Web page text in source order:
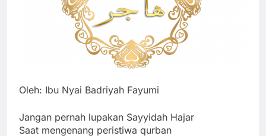
Oleh: Ibu Nyai Badriyah Fayumi
Jangan pernah lupakan Sayyidah Hajar
Saat mengenang peristiwa qurban